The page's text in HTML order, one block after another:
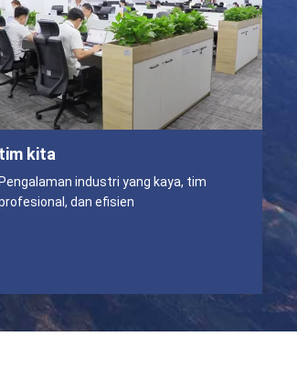
tim kita
Pengalaman industri yang kaya, tim
dan efisien